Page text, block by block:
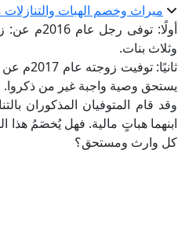
ميراث وخصم الهبات والتنازلات
أولًا:
وثلاث بنات.
ثانيًا:
يستحق وصية واجبة غير من ذكروا.
وقد قام المتوفيان المذكوران
ابنهما هباتٍ مالية. فهل يُخصَمُ هذا
كل وارث ومستحق؟